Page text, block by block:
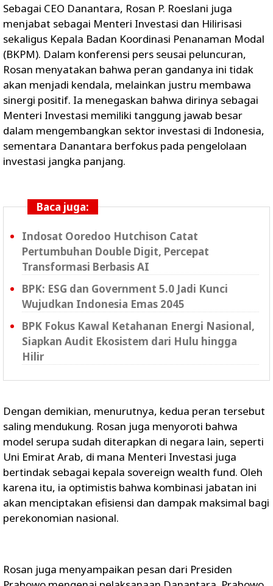
Sebagai CEO Danantara, Rosan P. Roeslani juga
menjabat sebagai Menteri Investasi dan Hilirisasi
sekaligus Kepala Badan Koordinasi Penanaman Modal
(BKPM). Dalam konferensi pers seusai peluncuran,
Rosan menyatakan bahwa peran gandanya ini tidak
akan menjadi kendala, melainkan justru membawa
sinergi positif. Ia menegaskan bahwa dirinya sebagai
Menteri Investasi memiliki tanggung jawab besar
dalam mengembangkan sektor investasi di Indonesia,
sementara Danantara berfokus pada pengelolaan
investasi jangka panjang.
Baca juga:
Indosat Ooredoo Hutchison Catat
Pertumbuhan Double Digit, Percepat
Transformasi Berbasis AI
BPK: ESG dan Government 5.0 Jadi Kunci
Wujudkan Indonesia Emas 2045
BPK Fokus Kawal Ketahanan Energi Nasional,
Siapkan Audit Ekosistem dari Hulu hingga
Hilir
Dengan demikian, menurutnya, kedua peran tersebut
saling mendukung. Rosan juga menyoroti bahwa
model serupa sudah diterapkan di negara lain, seperti
Uni Emirat Arab, di mana Menteri Investasi juga
bertindak sebagai kepala sovereign wealth fund. Oleh
karena itu, ia optimistis bahwa kombinasi jabatan ini
akan menciptakan efisiensi dan dampak maksimal bagi
perekonomian nasional.
Rosan juga menyampaikan pesan dari Presiden